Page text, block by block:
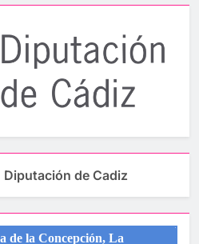
Diputación de Cadiz